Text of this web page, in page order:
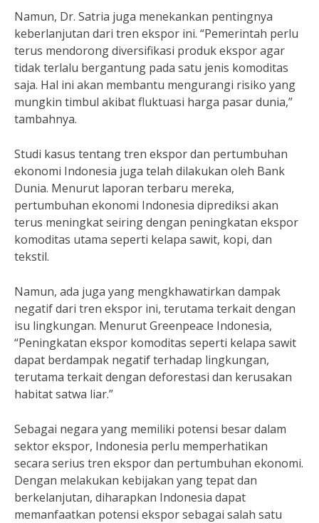
Namun, Dr. Satria juga menekankan pentingnya
keberlanjutan dari tren ekspor ini. “Pemerintah perlu
terus mendorong diversifikasi produk ekspor agar
tidak terlalu bergantung pada satu jenis komoditas
saja. Hal ini akan membantu mengurangi risiko yang
mungkin timbul akibat fluktuasi harga pasar dunia,”
tambahnya.
Studi kasus tentang tren ekspor dan pertumbuhan
ekonomi Indonesia juga telah dilakukan oleh Bank
Dunia. Menurut laporan terbaru mereka,
pertumbuhan ekonomi Indonesia diprediksi akan
terus meningkat seiring dengan peningkatan ekspor
komoditas utama seperti kelapa sawit, kopi, dan
tekstil.
Namun, ada juga yang mengkhawatirkan dampak
negatif dari tren ekspor ini, terutama terkait dengan
isu lingkungan. Menurut Greenpeace Indonesia,
“Peningkatan ekspor komoditas seperti kelapa sawit
dapat berdampak negatif terhadap lingkungan,
terutama terkait dengan deforestasi dan kerusakan
habitat satwa liar.”
Sebagai negara yang memiliki potensi besar dalam
sektor ekspor, Indonesia perlu memperhatikan
secara serius tren ekspor dan pertumbuhan ekonomi.
Dengan melakukan kebijakan yang tepat dan
berkelanjutan, diharapkan Indonesia dapat
memanfaatkan potensi ekspor sebagai salah satu